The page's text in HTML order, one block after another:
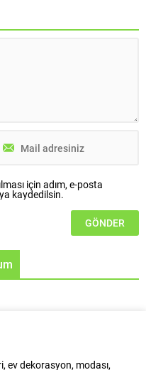
için adım, e-posta
kaydedilsin.
ev dekorasyon, modası,